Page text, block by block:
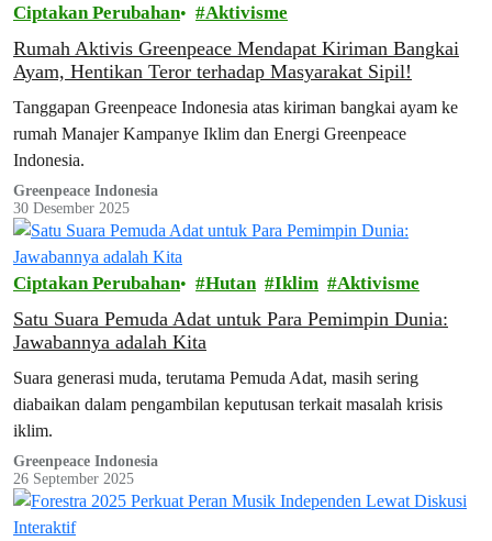
Ciptakan Perubahan Aktivisme
Rumah Aktivis Greenpeace Mendapat Kiriman Bangkai
Ayam, Hentikan Teror terhadap Masyarakat Sipil!
Tanggapan Greenpeace Indonesia atas kiriman bangkai ayam ke
rumah Manajer Kampanye Iklim dan Energi Greenpeace
Indonesia.
Greenpeace Indonesia
30 Desember 2025
Ciptakan Perubahan Hutan Iklim Aktivisme
Satu Suara Pemuda Adat untuk Para Pemimpin Dunia:
Jawabannya adalah Kita
Suara generasi muda, terutama Pemuda Adat, masih sering
diabaikan dalam pengambilan keputusan terkait masalah krisis
iklim.
Greenpeace Indonesia
26 September 2025